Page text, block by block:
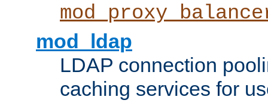
mod_ldap
LDAP connection
caching services for